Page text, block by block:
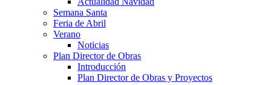
Semana Santa
Feria de Abril
Verano
Noticias
Plan Director de Obras
Introducción
Plan Director de Obras y Proyectos